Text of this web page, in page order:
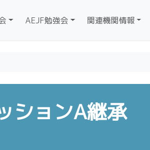
AEJF勉強会 関連機関情報
ションA継承